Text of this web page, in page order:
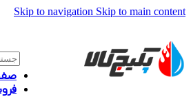
Skip to navigation Skip to main content